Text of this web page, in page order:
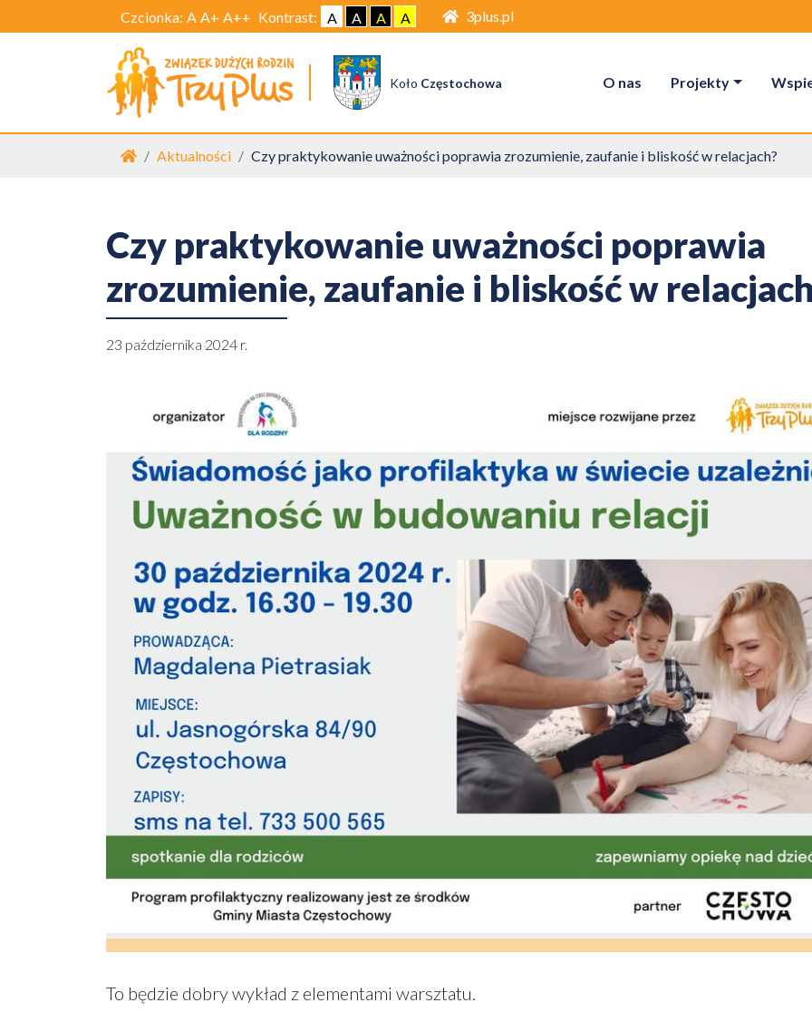
Czcionka: A A+ A++ Kontrast: A A A A 3plus.pl
Koło Częstochowa O nas Projekty
Strona główna
Aktualności Czy praktykowanie uważności poprawia zrozumienie, zaufanie i bliskość w relacjach?
Czy praktykowanie uważności poprawia
zrozumienie, zaufanie i bliskość w
23 października 2024 r.
To będzie dobry wykład z elementami warsztatu.